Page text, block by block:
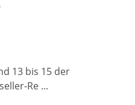
13 bis 15 der
Re ...